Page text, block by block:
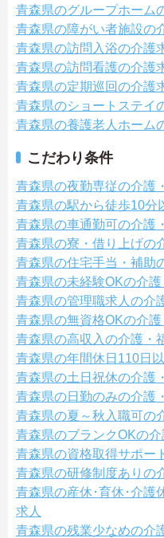
青森県のグループホーム
青森県の障がい者施設の
青森県の訪問入浴の介護
青森県の訪問看護の介護
青森県の定期巡回の介護
青森県のショートステイ
青森県の養護老人ホーム
こだわり条件
青森県の夜勤専従の介護
青森県の駅から徒歩10分
青森県の車通勤可の介護
青森県の寮・借り上げの
青森県の住宅手当・補助
青森県の未経験OKの介護
青森県の管理職求人の介
青森県の無資格OKの介護
青森県の高収入の介護・
青森県の年間休日110日
青森県の土日祝休の介護
青森県の日勤のみの介護
青森県の夏～秋入職可の
青森県のブランクOKの介
青森県の資格取得サポー
青森県の研修制度ありの
青森県の産休･育休･介護
求人
青森県の残業少なめの介